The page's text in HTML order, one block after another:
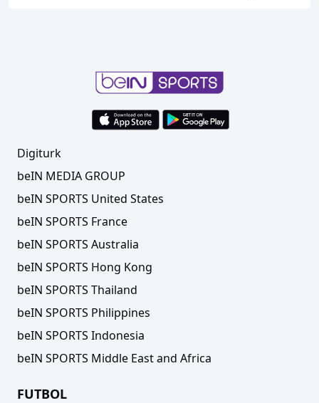
Digiturk
beIN MEDIA GROUP
beIN SPORTS United States
beIN SPORTS France
beIN SPORTS Australia
beIN SPORTS Hong Kong
beIN SPORTS Thailand
beIN SPORTS Philippines
beIN SPORTS Indonesia
beIN SPORTS Middle East and Africa
FUTBOL